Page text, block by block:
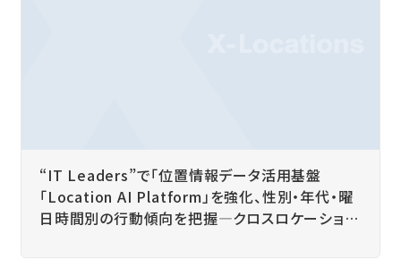
“IT Leaders”で「位置情報データ活用基盤
「Location AI Platform」を強化、性別・年代・曜
日時間別の行動傾向を把握―クロスロケーション